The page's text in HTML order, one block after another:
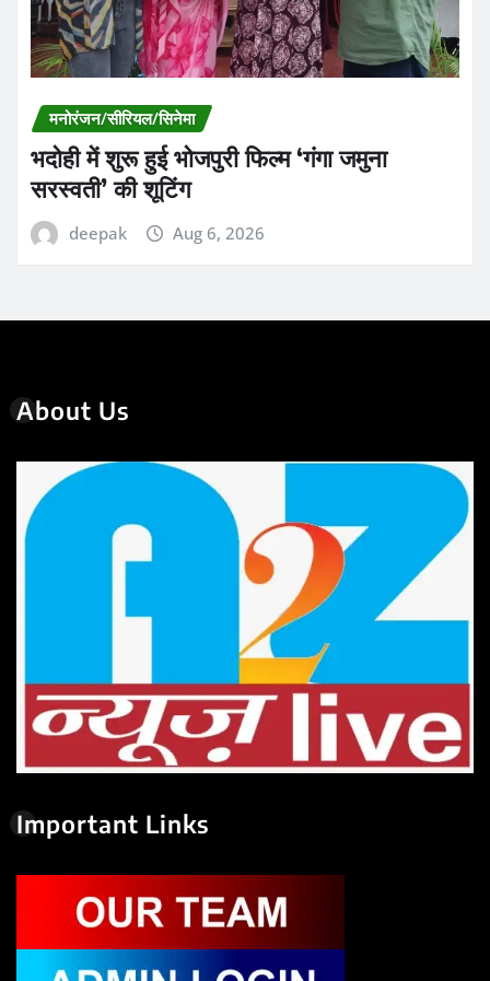
मनोरंजन/सीरियल/सिनेमा
भदोही में शुरू हुई भोजपुरी फिल्म ‘गंगा जमुना
सरस्वती’ की शूटिंग
deepak Aug 6, 2026
About Us
Important Links